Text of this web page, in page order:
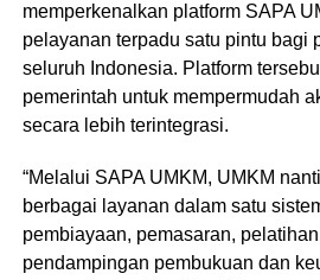
memperkenalkan platform SAPA
pelayanan terpadu satu pintu bagi
seluruh Indonesia. Platform
pemerintah untuk mempermudah
secara lebih terintegrasi.
“Melalui SAPA UMKM, UMKM
berbagai layanan dalam satu
pembiayaan, pemasaran,
pendampingan pembukuan dan